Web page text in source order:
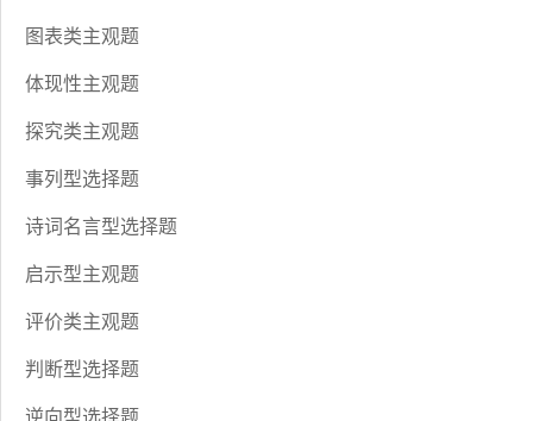
图表类主观题
体现性主观题
探究类主观题
事列型选择题
诗词名言型选择题
启示型主观题
评价类主观题
判断型选择题
逆向型选择题